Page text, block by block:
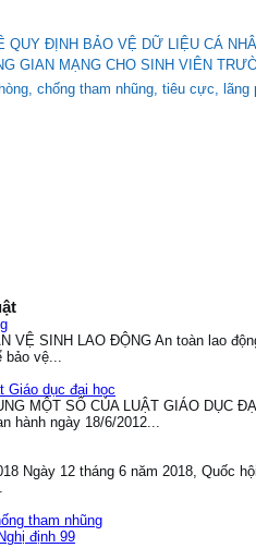
QUY ĐỊNH BẢO VỆ DỮ LIỆU CÁ
GIAN MẠNG CHO SINH VIÊN
chống tham nhũng, tiêu cực,
VỆ SINH LAO ĐỘNG An toàn lao
bảo vệ...
Giáo dục đại học
MỘT SỐ CỦA LUẬT GIÁO DỤC
hành ngày 18/6/2012...
Ngày 12 tháng 6 năm 2018, Quốc
tham nhũng
định 99